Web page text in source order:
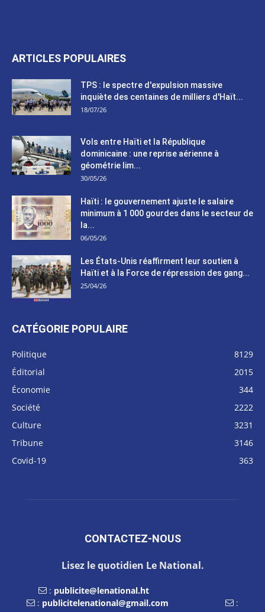
ARTICLES POPULAIRES
TPS : le spectre d'expulsion massive
inquiète des centaines de milliers d'Haït...
18/07/26
Vols entre Haïti et la République
dominicaine : une reprise aérienne à
géométrie lim...
30/05/26
Haïti : le gouvernement ajuste le salaire
minimum à 1 000 gourdes dans le secteur de
la...
06/05/26
Les États-Unis réaffirment leur soutien à
Haïti et à la Force de répression des gang...
25/04/26
CATÉGORIE POPULAIRE
Politique
8129
Éditorial
2015
Économie
344
Société
2222
Culture
3231
Tribune
3146
Covid-19
363
CONTACTEZ-NOUS
Lisez le quotidien Le National.
: publicite@lenational.ht
: publicitelenational@gmail.com
: